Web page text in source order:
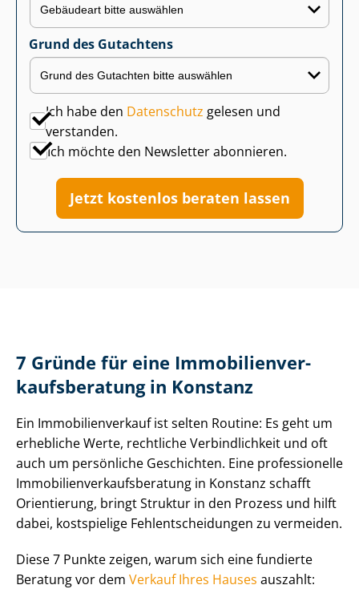
Grund des Gutachtens
Ich habe den Datenschutz gelesen und
verstanden.
Ich möchte den Newsletter abonnieren.
Jetzt kostenlos beraten lassen
7 Gründe für eine Im­mo­bi­li­en­ver­
kaufs­be­ra­tung in Konstanz
Ein Im­mo­bi­li­en­ver­kauf ist selten Routine: Es geht um
erhebliche Werte, rechtliche Verbindlichkeit und oft
auch um persönliche Geschichten. Eine professionelle
Im­mo­bi­li­en­ver­kaufs­be­ra­tung in Konstanz schafft
Orientierung, bringt Struktur in den Prozess und hilft
dabei, kostspielige Fehl­ent­schei­dun­gen zu vermeiden.
Diese 7 Punkte zeigen, warum sich eine fundierte
Beratung vor dem Verkauf Ihres Hauses auszahlt: